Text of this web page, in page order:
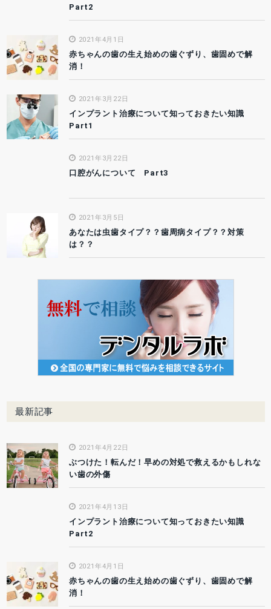
Part2
2021年4月1日
赤ちゃんの歯の生え始めの歯ぐずり、歯固めで解
消！
2021年3月22日
インプラント治療について知っておきたい知識
Part1
2021年3月22日
口腔がんについて Part3
2021年3月5日
あなたは虫歯タイプ？？歯周病タイプ？？対策
は？？
最新記事
2021年4月22日
ぶつけた！転んだ！早めの対処で救えるかもしれな
い歯の外傷
2021年4月13日
インプラント治療について知っておきたい知識
Part2
2021年4月1日
赤ちゃんの歯の生え始めの歯ぐずり、歯固めで解
消！